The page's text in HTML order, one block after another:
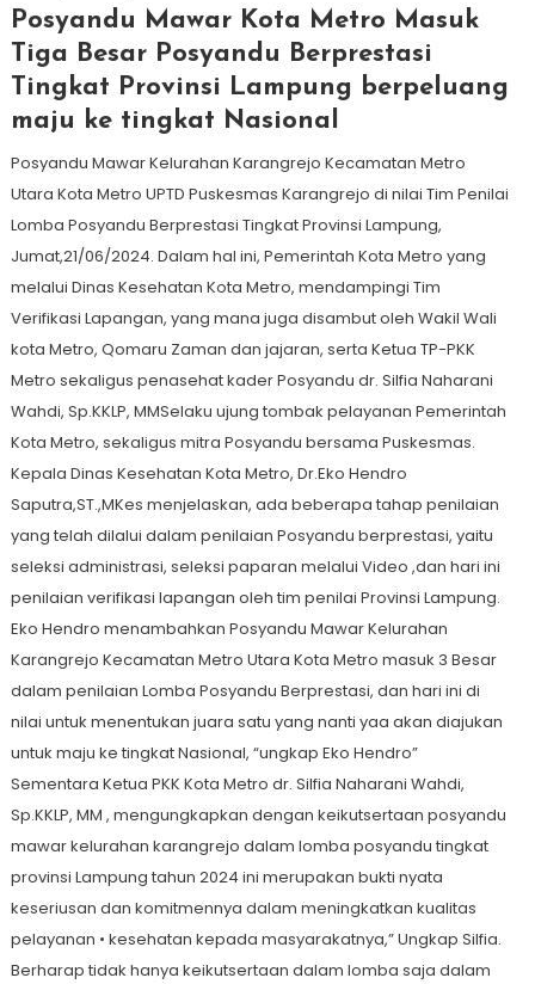
Posyandu Mawar Kota Metro Masuk
Tiga Besar Posyandu Berprestasi
Tingkat Provinsi Lampung berpeluang
maju ke tingkat Nasional
Posyandu Mawar Kelurahan Karangrejo Kecamatan Metro
Utara Kota Metro UPTD Puskesmas Karangrejo di nilai Tim Penilai
Lomba Posyandu Berprestasi Tingkat Provinsi Lampung,
Jumat,21/06/2024. Dalam hal ini, Pemerintah Kota Metro yang
melalui Dinas Kesehatan Kota Metro, mendampingi Tim
Verifikasi Lapangan, yang mana juga disambut oleh Wakil Wali
kota Metro, Qomaru Zaman dan jajaran, serta Ketua TP-PKK
Metro sekaligus penasehat kader Posyandu dr. Silfia Naharani
Wahdi, Sp.KKLP, MMSelaku ujung tombak pelayanan Pemerintah
Kota Metro, sekaligus mitra Posyandu bersama Puskesmas.
Kepala Dinas Kesehatan Kota Metro, Dr.Eko Hendro
Saputra,ST.,MKes menjelaskan, ada beberapa tahap penilaian
yang telah dilalui dalam penilaian Posyandu berprestasi, yaitu
seleksi administrasi, seleksi paparan melalui Video ,dan hari ini
penilaian verifikasi lapangan oleh tim penilai Provinsi Lampung.
Eko Hendro menambahkan Posyandu Mawar Kelurahan
Karangrejo Kecamatan Metro Utara Kota Metro masuk 3 Besar
dalam penilaian Lomba Posyandu Berprestasi, dan hari ini di
nilai untuk menentukan juara satu yang nanti yaa akan diajukan
untuk maju ke tingkat Nasional, “ungkap Eko Hendro”
Sementara Ketua PKK Kota Metro dr. Silfia Naharani Wahdi,
Sp.KKLP, MM , mengungkapkan dengan keikutsertaan posyandu
mawar kelurahan karangrejo dalam lomba posyandu tingkat
provinsi Lampung tahun 2024 ini merupakan bukti nyata
keseriusan dan komitmennya dalam meningkatkan kualitas
pelayanan • kesehatan kepada masyarakatnya,” Ungkap Silfia.
Berharap tidak hanya keikutsertaan dalam lomba saja dalam